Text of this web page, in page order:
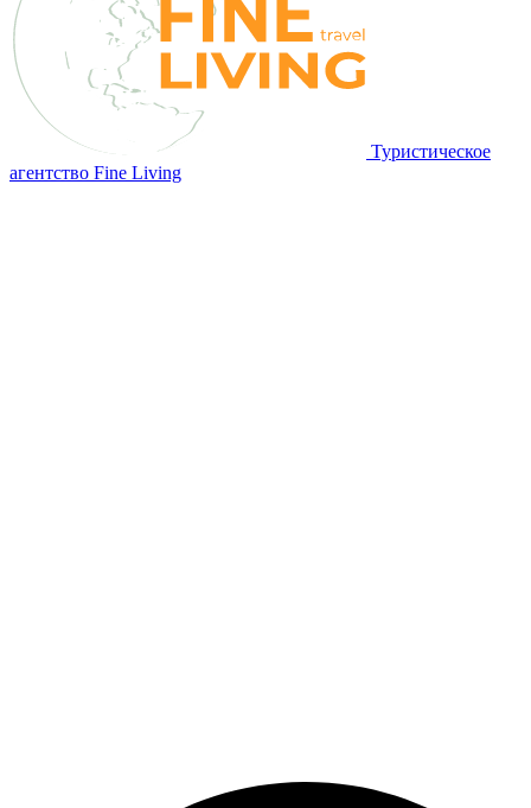
Туристическое
агентство Fine Living